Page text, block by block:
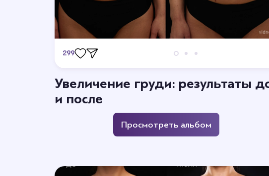
299
Станьте первым кто оставит отзыв.
Увеличение груди: результаты
и после
Просмотреть альбом